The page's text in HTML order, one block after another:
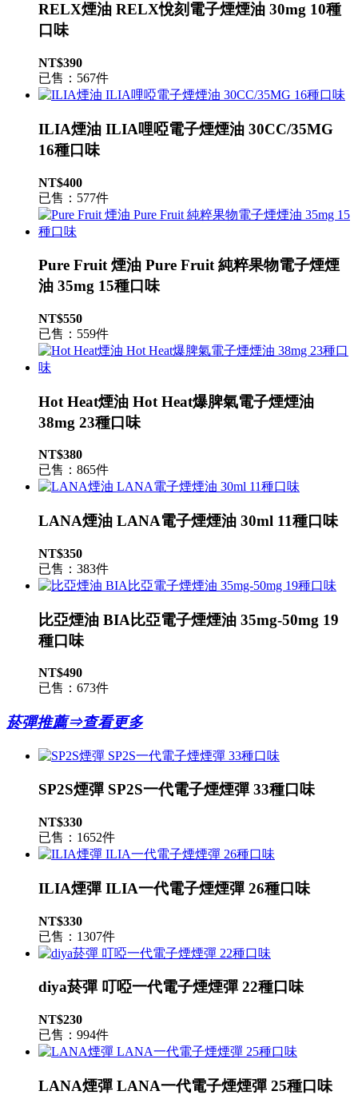
RELX煙油 RELX悅刻電子煙煙油 30mg 10種
口味
NT$390
已售：567件
ILIA煙油 ILIA哩啞電子煙煙油 30CC/35MG
16種口味
NT$400
已售：577件
Pure Fruit 煙油 Pure Fruit 純粹果物電子煙煙
油 35mg 15種口味
NT$550
已售：559件
Hot Heat煙油 Hot Heat爆脾氣電子煙煙油
38mg 23種口味
NT$380
已售：865件
LANA煙油 LANA電子煙煙油 30ml 11種口味
NT$350
已售：383件
比亞煙油 BIA比亞電子煙煙油 35mg-50mg 19
種口味
NT$490
已售：673件
菸彈推薦⇒查看更多
SP2S煙彈 SP2S一代電子煙煙彈 33種口味
NT$330
已售：1652件
ILIA煙彈 ILIA一代電子煙煙彈 26種口味
NT$330
已售：1307件
diya菸彈 叮啞一代電子煙煙彈 22種口味
NT$230
已售：994件
LANA煙彈 LANA一代電子煙煙彈 25種口味